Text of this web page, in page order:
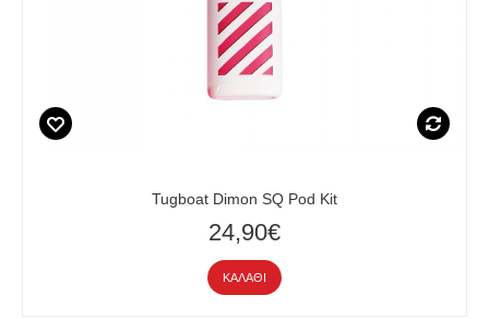
Tugboat Dimon SQ Pod Kit
24,90€
ΚΑΛΆΘΙ